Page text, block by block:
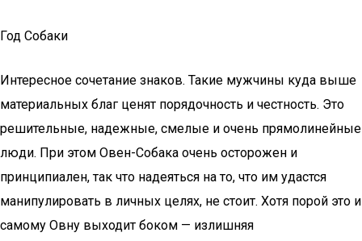
Год Собаки
Интересное сочетание знаков. Такие мужчины куда выше
материальных благ ценят порядочность и честность. Это
решительные, надежные, смелые и очень прямолинейные
люди. При этом Овен-Собака очень осторожен и
принципиален, так что надеяться на то, что им удастся
манипулировать в личных целях, не стоит. Хотя порой это и
самому Овну выходит боком — излишняя